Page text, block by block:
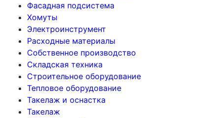
Фасадная подсистема
Хомуты
Электроинструмент
Расходные материалы
Собственное производство
Складская техника
Строительное оборудование
Тепловое оборудование
Такелаж и оснастка
Такелаж